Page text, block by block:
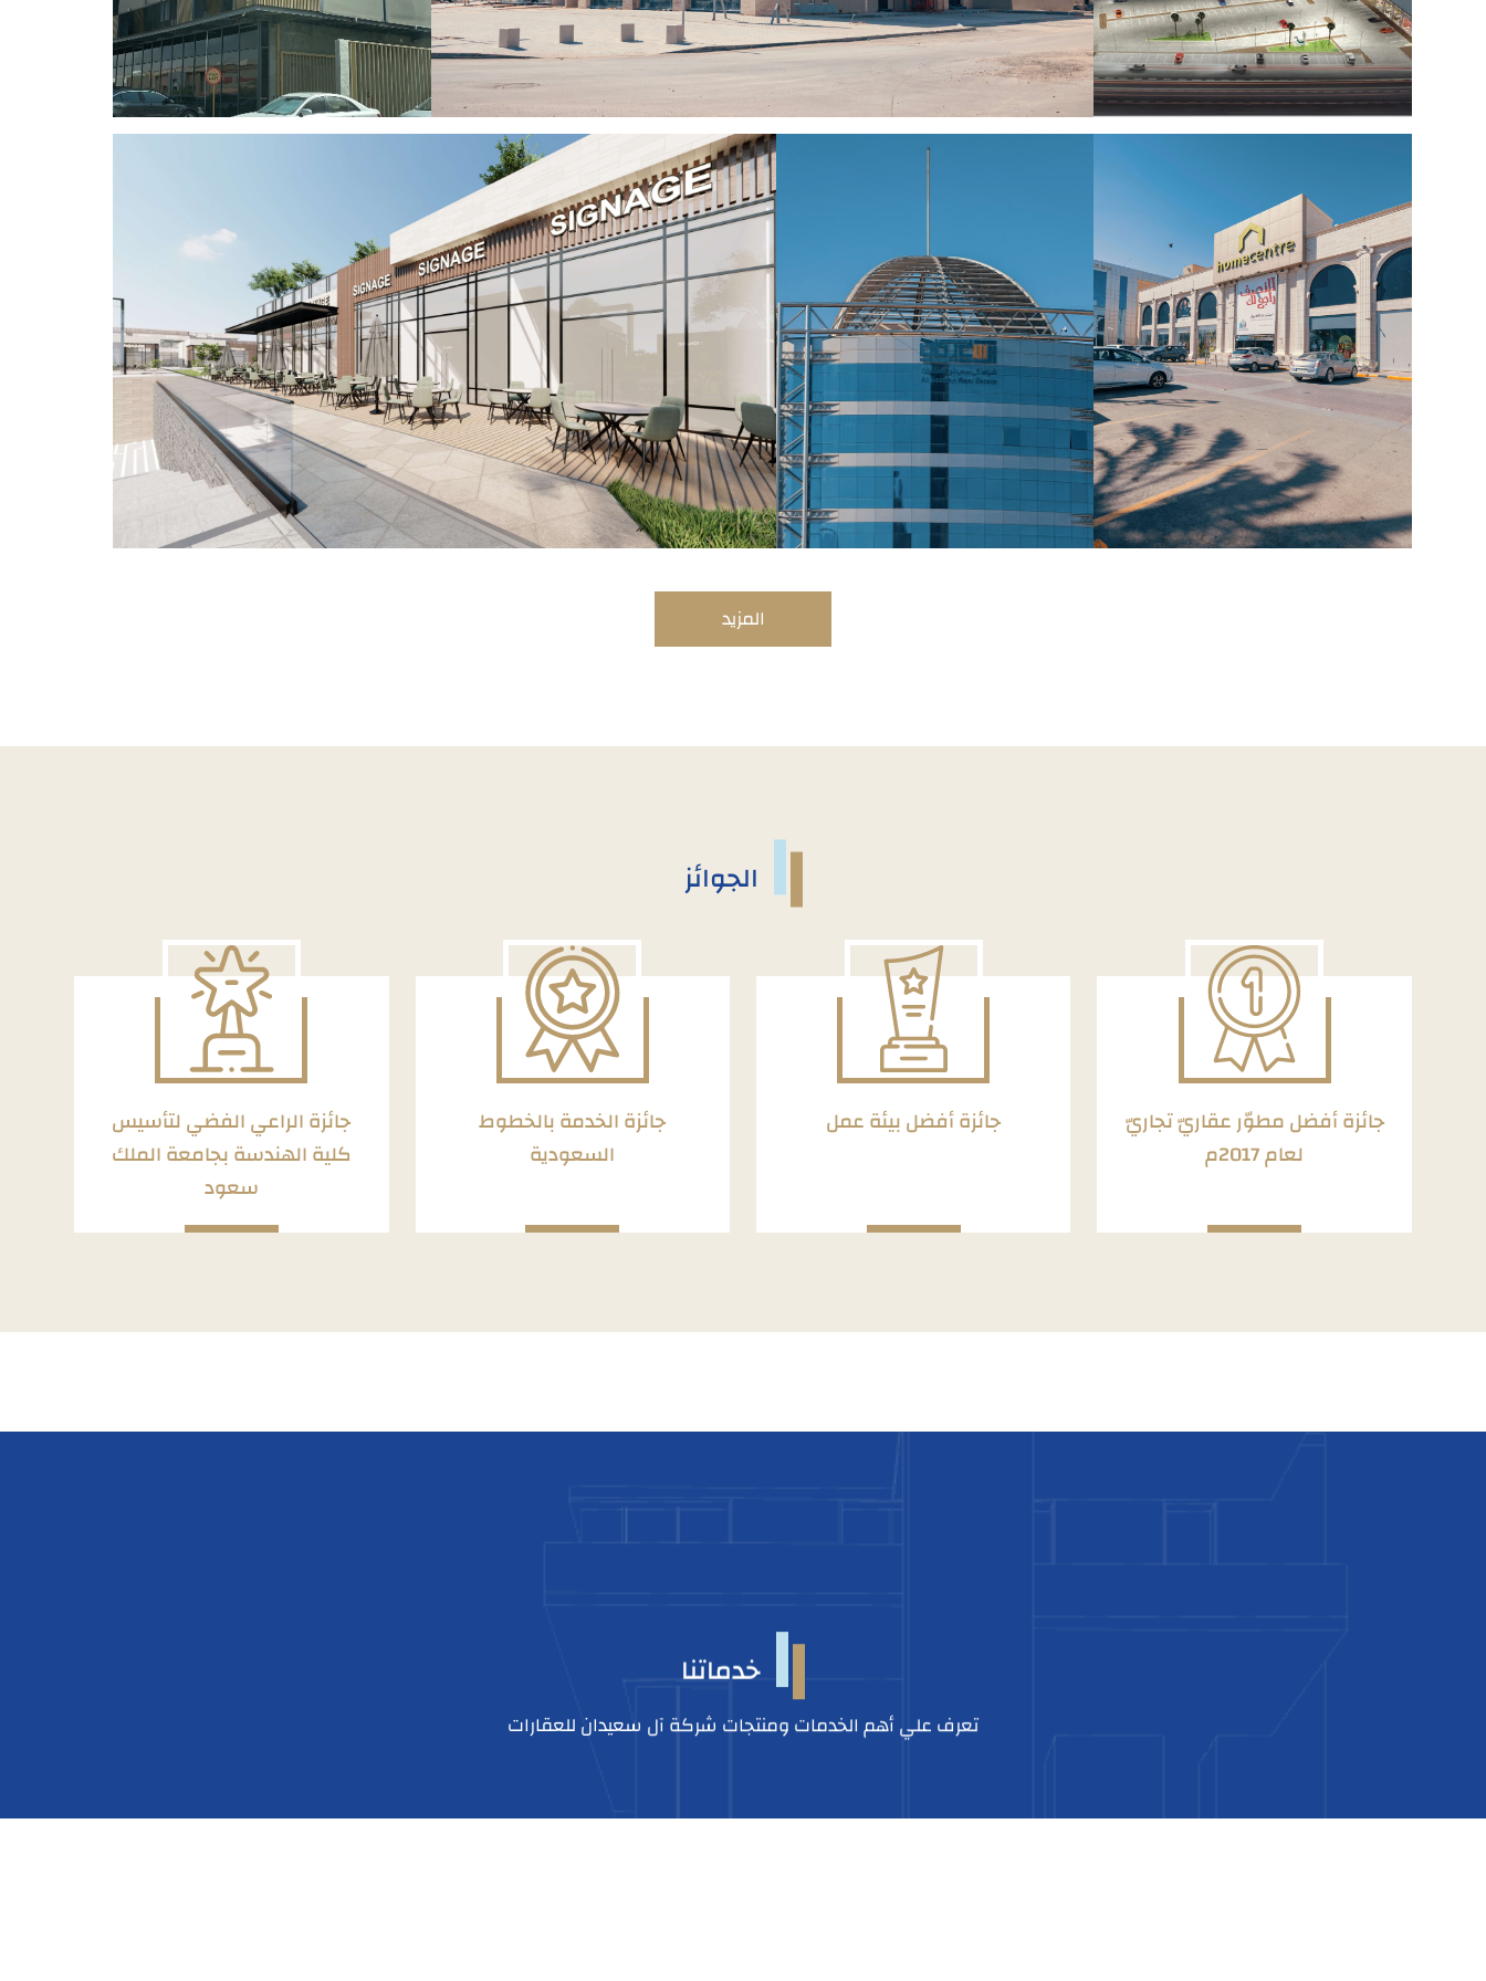
المزيد
الجوائز
جائزة أفضل مطوّر عقاريّ تجاريّ
لعام 2017م
جائزة أفضل بيئة عمل
جائزة الخدمة بالخطوط
السعودية
جائزة الراعي الفضي لتأسيس
كلية الهندسة بجامعة الملك
سعود
خدماتنا
تعرف علي أهم الخدمات ومنتجات شركة آل سعيدان للعقارات